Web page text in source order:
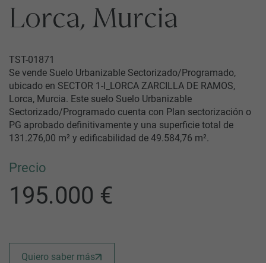
Lorca, Murcia
TST-01871
Se vende Suelo Urbanizable Sectorizado/Programado,
ubicado en SECTOR 1-I_LORCA ZARCILLA DE RAMOS,
Lorca, Murcia. Este suelo Suelo Urbanizable
Sectorizado/Programado cuenta con Plan sectorización o
PG aprobado definitivamente y una superficie total de
131.276,00 m² y edificabilidad de 49.584,76 m².
Precio
195.000 €
Quiero saber más